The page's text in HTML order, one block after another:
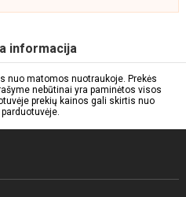
informacija
nuo matomos nuotraukoje. Prekės
nebūtinai yra paminėtos visos
prekių kainos gali skirtis nuo